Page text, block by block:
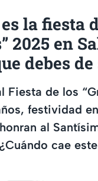
la fiesta
2025 en
debes
Fiesta de los
festividad
al
cae